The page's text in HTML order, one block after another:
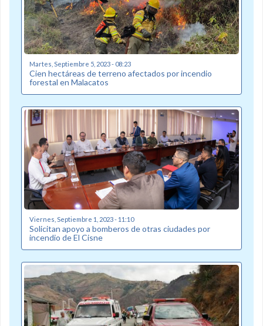
Martes, Septiembre 5, 2023 - 08:23
Cien hectáreas de terreno afectados por incendio
forestal en Malacatos
Viernes, Septiembre 1, 2023 - 11:10
Solicitan apoyo a bomberos de otras ciudades por
incendio de El Cisne